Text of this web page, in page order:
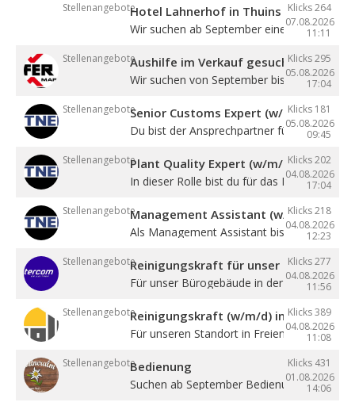
Stellenangebote
Klicks 264
07.08.2026
11:11
Hotel Lahnerhof in Thuins sucht eine
Wir suchen ab September eine ...
Stellenangebote
Klicks 295
05.08.2026
17:04
Aushilfe im Verkauf gesucht
Wir suchen von September bis Dezember
Stellenangebote
Klicks 181
05.08.2026
09:45
Senior Customs Expert (w/m/d)
Du bist der Ansprechpartner für alle
Stellenangebote
Klicks 202
04.08.2026
17:04
Plant Quality Expert (w/m/d)
In dieser Rolle bist du für das Management
Stellenangebote
Klicks 218
04.08.2026
12:23
Management Assistant (w/m/d)
Als Management Assistant bist du eine ...
Stellenangebote
Klicks 277
04.08.2026
11:56
Reinigungskraft für unser
Für unser Bürogebäude in der
Stellenangebote
Klicks 389
04.08.2026
11:08
Reinigungskraft (w/m/d) in Teilzeit
Für unseren Standort in Freienfeld suchen ...
Stellenangebote
Klicks 431
01.08.2026
14:06
Bedienung
Suchen ab September Bedienung in